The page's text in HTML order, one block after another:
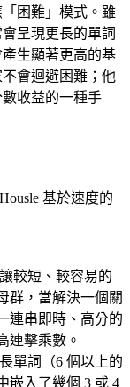
困難」模式。雖
呈現更長的單詞
生顯著更高的基
會迴避困難；他
收益的一種手
基於速度的
較短、較容易的
群，當解決一個關
連串即時、高分的
連擊乘數。
單詞（6 個以上的
嵌入了幾個 3 或 4